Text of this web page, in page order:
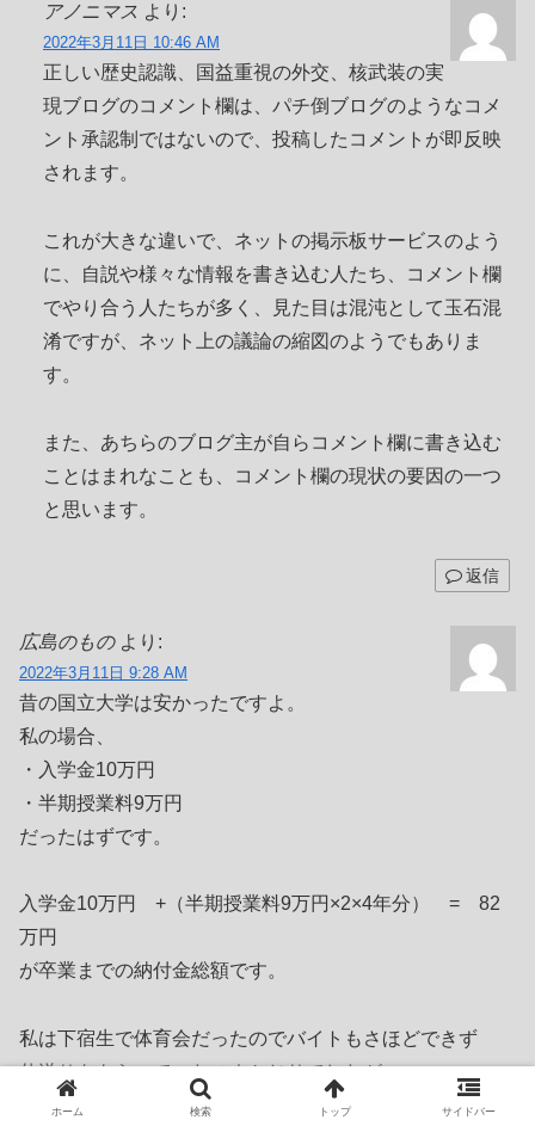
アノニマス より:
2022年3月11日 10:46 AM
正しい歴史認識、国益重視の外交、核武装の実
現ブログのコメント欄は、パチ倒ブログのようなコメ
ント承認制ではないので、投稿したコメントが即反映
されます。
これが大きな違いで、ネットの掲示板サービスのよう
に、自説や様々な情報を書き込む人たち、コメント欄
でやり合う人たちが多く、見た目は混沌として玉石混
淆ですが、ネット上の議論の縮図のようでもありま
す。
また、あちらのブログ主が自らコメント欄に書き込む
ことはまれなことも、コメント欄の現状の要因の一つ
と思います。
返信
広島のもの より:
2022年3月11日 9:28 AM
昔の国立大学は安かったですよ。
私の場合、
・入学金10万円
・半期授業料9万円
だったはずです。
入学金10万円 +（半期授業料9万円×2×4年分） = 82
万円
が卒業までの納付金総額です。
私は下宿生で体育会だったのでバイトもさほどできず
仕送りをもらっていたスネかじりでしたが
自宅通学なら、バイトをちょっとしたら、なんとかなる世
ホーム 検索 トップ サイドバー